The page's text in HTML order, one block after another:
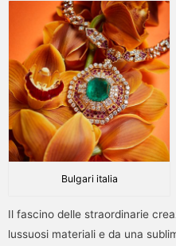
Bulgari italia
Il fascino delle straordinarie
lussuosi materiali e da una